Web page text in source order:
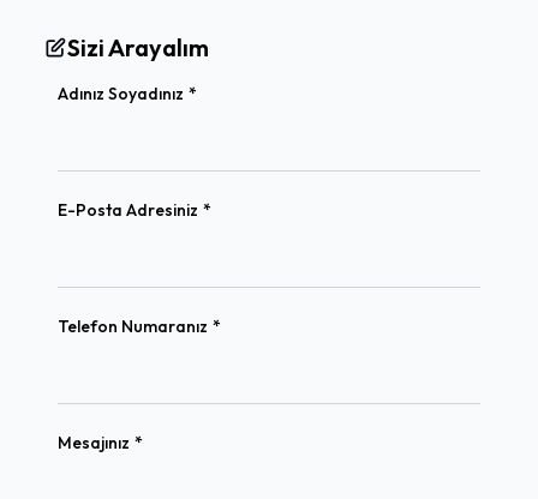
Sizi Arayalım
Adınız Soyadınız *
E-Posta Adresiniz *
Telefon Numaranız *
Mesajınız *